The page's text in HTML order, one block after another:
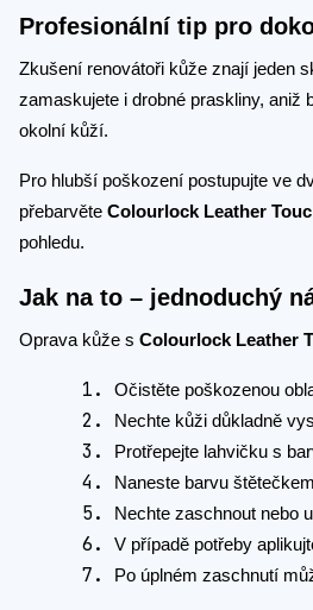
Profesionální tip pro
Zkušení renovátoři kůže znají jeden
zamaskujete i drobné praskliny,
okolní kůží.
Pro hlubší poškození postupujte ve
přebarvěte Colourlock Leather
pohledu.
Jak na to – jednoduchý
Oprava kůže s Colourlock Leather
Očistěte poškozenou
Nechte kůži důkladně
Protřepejte lahvičku s
Naneste barvu
Nechte zaschnout nebo
V případě potřeby
Po úplném zaschnutí